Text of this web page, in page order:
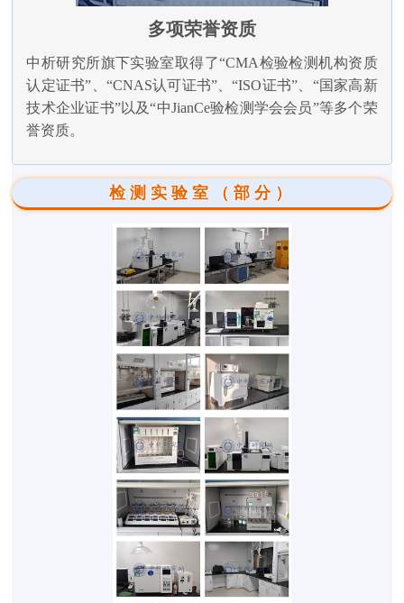
多项荣誉资质
中析研究所旗下实验室取得了“CMA检验检测机构资质
认定证书”、“CNAS认可证书”、“ISO证书”、“国家高新
技术企业证书”以及“中JianCe验检测学会会员”等多个荣
誉资质。
检测实验室（部分）